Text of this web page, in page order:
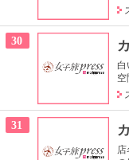
30
31